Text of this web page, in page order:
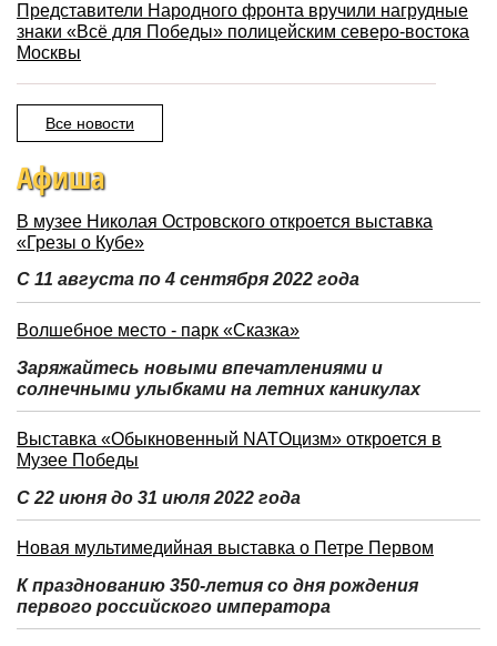
Представители Народного фронта вручили нагрудные
знаки «Всё для Победы» полицейским северо-востока
Москвы
Все новости
Афиша
В музее Николая Островского откроется выставка
«Грезы о Кубе»
С 11 августа по 4 сентября 2022 года
Волшебное место - парк «Сказка»
Заряжайтесь новыми впечатлениями и
солнечными улыбками на летних каникулах
Выставка «Обыкновенный NATOцизм» откроется в
Музее Победы
С 22 июня до 31 июля 2022 года
Новая мультимедийная выставка о Петре Первом
К празднованию 350-летия со дня рождения
первого российского императора